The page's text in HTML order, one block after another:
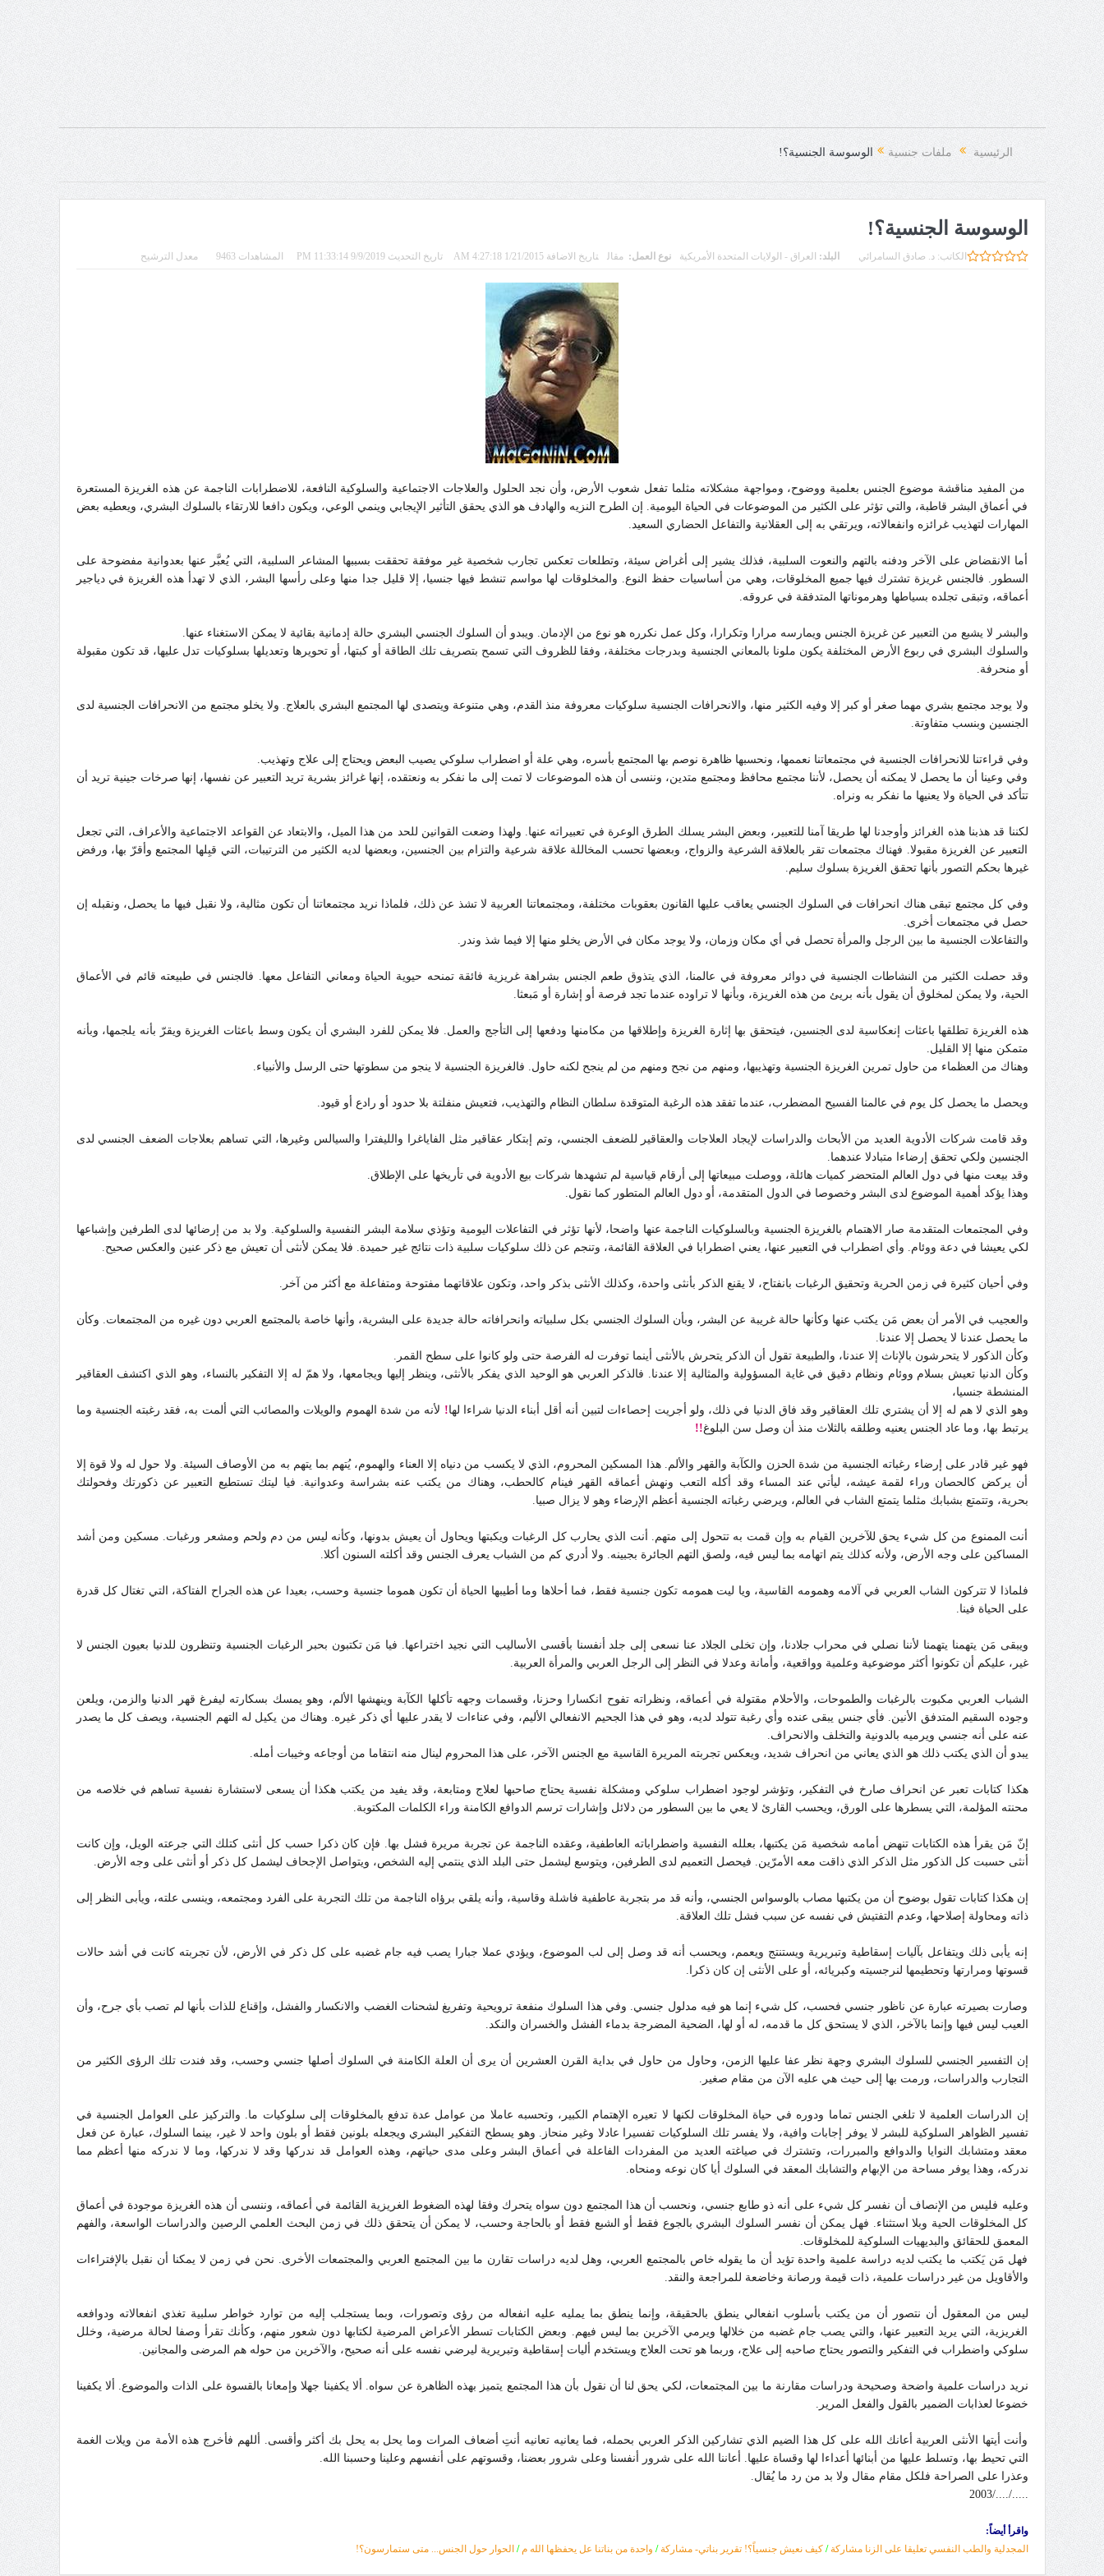
الرئيسية ملفات جنسية الوسوسة الجنسية؟!
الوسوسة الجنسية؟!
الكاتب:د. صادق السامرائي البلد: العراق - الولايات المتحدة الأمريكية نوع العمل:مقال تاريخ الاضافة 1/21/2015 4:27:18 AM تاريخ التحديث 9/9/2019 11:33:14 PM المشاهدات 9463 معدل الترشيح
من المفيد مناقشة موضوع الجنس بعلمية ووضوح، ومواجهة مشكلاته مثلما تفعل شعوب الأرض، وأن نجد الحلول والعلاجات الاجتماعية والسلوكية النافعة، للاضطرابات الناجمة عن هذه الغريزة المستعرة
في أعماق البشر قاطبة، والتي تؤثر على الكثير من الموضوعات في الحياة اليومية. إن الطرح النزيه والهادف هو الذي يحقق التأثير الإيجابي وينمي الوعي، ويكون دافعا للارتقاء بالسلوك البشري، ويعطيه بعض
المهارات لتهذيب غرائزه وانفعالاته، ويرتقي به إلى العقلانية والتفاعل الحضاري السعيد.
أما الانقضاض على الآخر ودفنه بالتهم والنعوت السلبية، فذلك يشير إلى أغراض سيئة، وتطلعات تعكس تجارب شخصية غير موفقة تحققت بسببها المشاعر السلبية، التي يُعبَّر عنها بعدوانية مفضوحة على
السطور. فالجنس غريزة تشترك فيها جميع المخلوقات، وهي من أساسيات حفظ النوع. والمخلوقات لها مواسم تنشط فيها جنسيا، إلا قليل جدا منها وعلى رأسها البشر، الذي لا تهدأ هذه الغريزة في دياجير
أعماقه، وتبقى تجلده بسياطها وهرموناتها المتدفقة في عروقه.
والبشر لا يشبع من التعبير عن غريزة الجنس ويمارسه مرارا وتكرارا، وكل عمل نكرره هو نوع من الإدمان. ويبدو أن السلوك الجنسي البشري حالة إدمانية بقائية لا يمكن الاستغناء عنها.
والسلوك البشري في ربوع الأرض المختلفة يكون ملونا بالمعاني الجنسية وبدرجات مختلفة، وفقا للظروف التي تسمح بتصريف تلك الطاقة أو كبتها، أو تحويرها وتعديلها بسلوكيات تدل عليها، قد تكون مقبولة
أو منحرفة.
ولا يوجد مجتمع بشري مهما صغر أو كبر إلا وفيه الكثير منها، والانحرافات الجنسية سلوكيات معروفة منذ القدم، وهي متنوعة ويتصدى لها المجتمع البشري بالعلاج. ولا يخلو مجتمع من الانحرافات الجنسية لدى
الجنسين وبنسب متفاوتة.
وفي قراءتنا للانحرافات الجنسية في مجتمعاتنا نعممها، ونحسبها ظاهرة نوصم بها المجتمع بأسره، وهي علة أو اضطراب سلوكي يصيب البعض ويحتاج إلى علاج وتهذيب.
وفي وعينا أن ما يحصل لا يمكنه أن يحصل، لأننا مجتمع محافظ ومجتمع متدين، وننسى أن هذه الموضوعات لا تمت إلى ما نفكر به ونعتقده، إنها غرائز بشرية تريد التعبير عن نفسها، إنها صرخات جينية تريد أن
تتأكد في الحياة ولا يعنيها ما نفكر به ونراه.
لكننا قد هذبنا هذه الغرائز وأوجدنا لها طريقا آمنا للتعبير، وبعض البشر يسلك الطرق الوعرة في تعبيراته عنها. ولهذا وضعت القوانين للحد من هذا الميل، والابتعاد عن القواعد الاجتماعية والأعراف، التي تجعل
التعبير عن الغريزة مقبولا. فهناك مجتمعات تقر بالعلاقة الشرعية والزواج، وبعضها تحسب المخاللة علاقة شرعية والتزام بين الجنسين، وبعضها لديه الكثير من الترتيبات، التي قبِلها المجتمع وأقرّ بها، ورفض
غيرها بحكم التصور بأنها تحقق الغريزة بسلوك سليم.
وفي كل مجتمع تبقى هناك انحرافات في السلوك الجنسي يعاقب عليها القانون بعقوبات مختلفة، ومجتمعاتنا العربية لا تشذ عن ذلك، فلماذا نريد مجتمعاتنا أن تكون مثالية، ولا نقبل فيها ما يحصل، ونقبله إن
حصل في مجتمعات أخرى.
والتفاعلات الجنسية ما بين الرجل والمرأة تحصل في أي مكان وزمان، ولا يوجد مكان في الأرض يخلو منها إلا فيما شذ وندر.
وقد حصلت الكثير من النشاطات الجنسية في دوائر معروفة في عالمنا، الذي يتذوق طعم الجنس بشراهة غريزية فائقة تمنحه حيوية الحياة ومعاني التفاعل معها. فالجنس في طبيعته قائم في الأعماق
الحية، ولا يمكن لمخلوق أن يقول بأنه بريئ من هذه الغريزة، وبأنها لا تراوده عندما تجد فرصة أو إشارة أو مَبعثا.
هذه الغريزة تطلقها باعثات إنعكاسية لدى الجنسين، فيتحقق بها إثارة الغريزة وإطلاقها من مكامنها ودفعها إلى التأجج والعمل. فلا يمكن للفرد البشري أن يكون وسط باعثات الغريزة ويقرّ بأنه يلجمها، وبأنه
متمكن منها إلا القليل.
وهناك من العظماء من حاول تمرين الغريزة الجنسية وتهذيبها، ومنهم من نجح ومنهم من لم ينجح لكنه حاول. فالغريزة الجنسية لا ينجو من سطوتها حتى الرسل والأنبياء.
ويحصل ما يحصل كل يوم في عالمنا الفسيح المضطرب، عندما تفقد هذه الرغبة المتوقدة سلطان النظام والتهذيب، فتعيش منفلتة بلا حدود أو رادع أو قيود.
وقد قامت شركات الأدوية العديد من الأبحاث والدراسات لإيجاد العلاجات والعقاقير للضعف الجنسي، وتم إبتكار عقاقير مثل الفاياغرا والليفترا والسيالس وغيرها، التي تساهم بعلاجات الضعف الجنسي لدى
الجنسين ولكي تحقق إرضاءا متبادلا عندهما.
وقد بيعت منها في دول العالم المتحضر كميات هائلة، ووصلت مبيعاتها إلى أرقام قياسية لم تشهدها شركات بيع الأدوية في تأريخها على الإطلاق.
وهذا يؤكد أهمية الموضوع لدى البشر وخصوصا في الدول المتقدمة، أو دول العالم المتطور كما نقول.
وفي المجتمعات المتقدمة صار الاهتمام بالغريزة الجنسية وبالسلوكيات الناجمة عنها واضحا، لأنها تؤثر في التفاعلات اليومية وتؤذي سلامة البشر النفسية والسلوكية. ولا بد من إرضائها لدى الطرفين وإشباعها
لكي يعيشا في دعة ووئام. وأي اضطراب في التعبير عنها، يعني اضطرابا في العلاقة القائمة، وتنجم عن ذلك سلوكيات سلبية ذات نتائج غير حميدة. فلا يمكن لأنثى أن تعيش مع ذكر عنين والعكس صحيح.
وفي أحيان كثيرة في زمن الحرية وتحقيق الرغبات بانفتاح، لا يقنع الذكر بأنثى واحدة، وكذلك الأنثى بذكر واحد، وتكون علاقاتهما مفتوحة ومتفاعلة مع أكثر من آخر.
والعجيب في الأمر أن بعض مَن يكتب عنها وكأنها حالة غريبة عن البشر، وبأن السلوك الجنسي بكل سلبياته وانحرافاته حالة جديدة على البشرية، وأنها خاصة بالمجتمع العربي دون غيره من المجتمعات. وكأن
ما يحصل عندنا لا يحصل إلا عندنا.
وكأن الذكور لا يتحرشون بالإناث إلا عندنا، والطبيعة تقول أن الذكر يتحرش بالأنثى أينما توفرت له الفرصة حتى ولو كانوا على سطح القمر.
وكأن الدنيا تعيش بسلام ووئام ونظام دقيق في غاية المسؤولية والمثالية إلا عندنا. فالذكر العربي هو الوحيد الذي يفكر بالأنثى، وينظر إليها ويجامعها، ولا همّ له إلا التفكير بالنساء، وهو الذي اكتشف العقاقير
المنشطة جنسيا،
وهو الذي لا هم له إلا أن يشتري تلك العقاقير وقد فاق الدنيا في ذلك، ولو أجريت إحصاءات لتبين أنه أقل أبناء الدنيا شراءا لها! لأنه من شدة الهموم والويلات والمصائب التي ألمت به، فقد رغبته الجنسية وما
يرتبط بها، وما عاد الجنس يعنيه وطلقه بالثلاث منذ أن وصل سن البلوغ!!
فهو غير قادر على إرضاء رغباته الجنسية من شدة الحزن والكآبة والقهر والألم. هذا المسكين المحروم، الذي لا يكسب من دنياه إلا العناء والهموم، يُتهم بما يتهم به من الأوصاف السيئة. ولا حول له ولا قوة إلا
أن يركض كالحصان وراء لقمة عيشه، ليأتي عند المساء وقد أكله التعب ونهش أعماقه القهر فينام كالحطب، وهناك من يكتب عنه بشراسة وعدوانية. فيا ليتك تستطيع التعبير عن ذكورتك وفحولتك
بحرية، وتتمتع بشبابك مثلما يتمتع الشاب في العالم، ويرضي رغباته الجنسية أعظم الإرضاء وهو لا يزال صبيا.
أنت الممنوع من كل شيء يحق للآخرين القيام به وإن قمت به تتحول إلى متهم. أنت الذي يحارب كل الرغبات ويكبتها ويحاول أن يعيش بدونها، وكأنه ليس من دم ولحم ومشعر ورغبات. مسكين ومن أشد
المساكين على وجه الأرض، ولأنه كذلك يتم اتهامه بما ليس فيه، ولصق التهم الجائرة بجبينه. ولا أدري كم من الشباب يعرف الجنس وقد أكلته السنون أكلا.
فلماذا لا تتركون الشاب العربي في آلامه وهمومه القاسية، ويا ليت همومه تكون جنسية فقط، فما أحلاها وما أطيبها الحياة أن تكون هموما جنسية وحسب، بعيدا عن هذه الجراح الفتاكة، التي تغتال كل قدرة
على الحياة فينا.
ويبقى مَن يتهمنا يتهمنا لأننا نصلي في محراب جلادنا، وإن تخلى الجلاد عنا نسعى إلى جلد أنفسنا بأقسى الأساليب التي نجيد اختراعها. فيا مَن تكتبون بحبر الرغبات الجنسية وتنظرون للدنيا بعيون الجنس لا
غير، عليكم أن تكونوا أكثر موضوعية وعلمية وواقعية، وأمانة وعدلا في النظر إلى الرجل العربي والمرأة العربية.
الشباب العربي مكبوت بالرغبات والطموحات، والأحلام مقتولة في أعماقه، ونظراته تفوح انكسارا وحزنا، وقسمات وجهه تأكلها الكآبة وينهشها الألم، وهو يمسك بسكارته ليفرغ قهر الدنيا والزمن، ويلعن
وجوده السقيم المتدفق الأنين. فأي جنس يبقى عنده وأي رغبة تتولد لديه، وهو في هذا الجحيم الانفعالي الأليم، وفي عناءات لا يقدر عليها أي ذكر غيره. وهناك من يكيل له التهم الجنسية، ويصف كل ما يصدر
عنه على أنه جنسي ويرميه بالدونية والتخلف والانحراف.
يبدو أن الذي يكتب ذلك هو الذي يعاني من انحراف شديد، ويعكس تجربته المريرة القاسية مع الجنس الآخر، على هذا المحروم لينال منه انتقاما من أوجاعه وخيبات أمله.
هكذا كتابات تعبر عن انحراف صارخ في التفكير، وتؤشر لوجود اضطراب سلوكي ومشكلة نفسية يحتاج صاحبها لعلاج ومتابعة، وقد يفيد من يكتب هكذا أن يسعى لاستشارة نفسية تساهم في خلاصه من
محنته المؤلمة، التي يسطرها على الورق، ويحسب القارئ لا يعي ما بين السطور من دلائل وإشارات ترسم الدوافع الكامنة وراء الكلمات المكتوبة.
إنّ مَن يقرأ هذه الكتابات تنهض أمامه شخصية مَن يكتبها، بعلله النفسية واضطراباته العاطفية، وعقده الناجمة عن تجربة مريرة فشل بها. فإن كان ذكرا حسب كل أنثى كتلك التي جرعته الويل، وإن كانت
أنثى حسبت كل الذكور مثل الذكر الذي ذاقت معه الأمرّين. فيحصل التعميم لدى الطرفين، ويتوسع ليشمل حتى البلد الذي ينتمي إليه الشخص، ويتواصل الإجحاف ليشمل كل ذكر أو أنثى على وجه الأرض.
إن هكذا كتابات تقول بوضوح أن من يكتبها مصاب بالوسواس الجنسي، وأنه قد مر بتجربة عاطفية فاشلة وقاسية، وأنه يلقي برؤاه الناجمة من تلك التجربة على الفرد ومجتمعه، وينسى علته، ويأبى النظر إلى
ذاته ومحاولة إصلاحها، وعدم التفتيش في نفسه عن سبب فشل تلك العلاقة.
إنه يأبى ذلك ويتفاعل بآليات إسقاطية وتبريرية ويستنتج ويعمم، ويحسب أنه قد وصل إلى لب الموضوع، ويؤدي عملا جبارا يصب فيه جام غضبه على كل ذكر في الأرض، لأن تجربته كانت في أشد حالات
قسوتها ومرارتها وتحطيمها لنرجسيته وكبريائه، أو على الأنثى إن كان ذكرا.
وصارت بصيرته عبارة عن ناظور جنسي فحسب، كل شيء إنما هو فيه مدلول جنسي. وفي هذا السلوك منفعة ترويحية وتفريغ لشحنات الغضب والانكسار والفشل، وإقناع للذات بأنها لم تصب بأي جرح، وأن
العيب ليس فيها وإنما بالآخر، الذي لا يستحق كل ما قدمه، له أو لها، الضحية المضرجة بدماء الفشل والخسران والنكد.
إن التفسير الجنسي للسلوك البشري وجهة نظر عفا عليها الزمن، وحاول من حاول في بداية القرن العشرين أن يرى أن العلة الكامنة في السلوك أصلها جنسي وحسب، وقد فندت تلك الرؤى الكثير من
التجارب والدراسات، ورمت بها إلى حيث هي عليه الآن من مقام صغير.
إن الدراسات العلمية لا تلغي الجنس تماما ودوره في حياة المخلوقات لكنها لا تعيره الإهتمام الكبير، وتحسبه عاملا من عوامل عدة تدفع بالمخلوقات إلى سلوكيات ما. والتركيز على العوامل الجنسية في
تفسير الظواهر السلوكية للبشر لا يوفر إجابات وافية، ولا يفسر تلك السلوكيات تفسيرا عادلا وغير منحاز. وهو يسطح التفكير البشري ويجعله بلونين فقط أو بلون واحد لا غير، بينما السلوك، عبارة عن فعل
معقد ومتشابك النوايا والدوافع والمبررات، وتشترك في صياغته العديد من المفردات الفاعلة في أعماق البشر وعلى مدى حياتهم، وهذه العوامل قد ندركها وقد لا ندركها، وما لا ندركه منها أعظم مما
ندركه، وهذا يوفر مساحة من الإبهام والتشابك المعقد في السلوك أيا كان نوعه ومنحاه.
وعليه فليس من الإنصاف أن نفسر كل شيء على أنه ذو طابع جنسي، ونحسب أن هذا المجتمع دون سواه يتحرك وفقا لهذه الضغوط الغريزية القائمة في أعماقه، وننسى أن هذه الغريزة موجودة في أعماق
كل المخلوقات الحية وبلا استثناء. فهل يمكن أن نفسر السلوك البشري بالجوع فقط أو الشبع فقط أو بالحاجة وحسب، لا يمكن أن يتحقق ذلك في زمن البحث العلمي الرصين والدراسات الواسعة، والفهم
المعمق للحقائق والبديهيات السلوكية للمخلوقات.
فهل مَن يَكتب ما يكتب لديه دراسة علمية واحدة تؤيد أن ما يقوله خاص بالمجتمع العربي، وهل لديه دراسات تقارن ما بين المجتمع العربي والمجتمعات الأخرى. نحن في زمن لا يمكنا أن نقبل بالإفتراءات
والأقاويل من غير دراسات علمية، ذات قيمة ورصانة وخاضعة للمراجعة والنقد.
ليس من المعقول أن نتصور أن من يكتب بأسلوب انفعالي ينطق بالحقيقة، وإنما ينطق بما يمليه عليه انفعاله من رؤى وتصورات، وبما يستجلب إليه من توارد خواطر سلبية تغذي انفعالاته ودوافعه
الغريزية، التي يريد التعبير عنها، والتي يصب جام غضبه من خلالها ويرمي الآخرين بما ليس فيهم. وبعض الكتابات تسطر الأعراض المرضية لكتابها دون شعور منهم، وكأنك تقرأ وصفا لحالة مرضية، وخلل
سلوكي واضطراب في التفكير والتصور يحتاج صاحبه إلى علاج، وربما هو تحت العلاج ويستخدم أليات إسقاطية وتبريرية ليرضي نفسه على أنه صحيح، والآخرين من حوله هم المرضى والمجانين.
نريد دراسات علمية واضحة وصحيحة ودراسات مقارنة ما بين المجتمعات، لكي يحق لنا أن نقول بأن هذا المجتمع يتميز بهذه الظاهرة عن سواه. ألا يكفينا جهلا وإمعانا بالقسوة على الذات والموضوع. ألا يكفينا
خضوعا لعذابات الضمير بالقول والفعل المرير.
وأنت أيتها الأنثى العربية أعانك الله على كل هذا الضيم الذي تشاركين الذكر العربي بحمله، فما يعانيه تعانيه أنتِ أضعاف المرات وما يحل به يحل بك أكثر وأقسى. أللهم فأخرج هذه الأمة من ويلات الغمة
التي تحيط بها، وتسلط عليها من أبنائها أعداءا لها وقساة عليها. أعاننا الله على شرور أنفسنا وعلى شرور بعضنا، وقسوتهم على أنفسهم وعلينا وحسبنا الله.
وعذرا على الصراحة فلكل مقام مقال ولا بد من رد ما يُقال.
...../..../2003
واقرأ أيضاً:
المجدلية والطب النفسي تعليقا على الزنا مشاركة / كيف نعيش جنسياً؟! تقرير بناتي- مشاركة / واحدة من بناتنا عل يحفظها الله م / الحوار حول الجنس... متى ستمارسون؟!